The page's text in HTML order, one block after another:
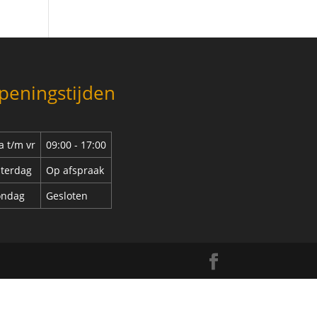
t/m vr
09:00 - 17:00
Op afspraak
Gesloten